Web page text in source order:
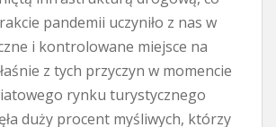
pandemii uczyniło z nas w
i kontrolowane miejsce na
z tych przyczyn w momencie
rynku turystycznego
duży procent myśliwych, którzy